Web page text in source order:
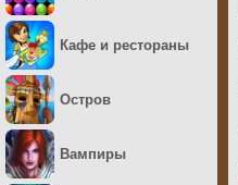
Кафе и рестораны
Остров
Вампиры